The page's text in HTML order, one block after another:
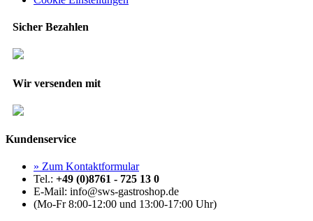
Sicher Bezahlen
Wir versenden mit
Kundenservice
» Zum Kontaktformular
Tel.: +49 (0)8761 - 725 13 0
E-Mail: info@sws-gastroshop.de
(Mo-Fr 8:00-12:00 und 13:00-17:00 Uhr)